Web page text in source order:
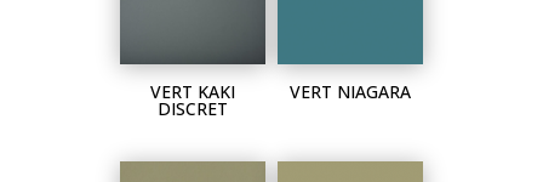
VERT KAKI
DISCRET
VERT NIAGARA